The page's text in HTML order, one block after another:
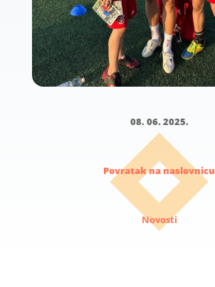
08. 06. 2025.
Povratak na naslovnicu
Novosti